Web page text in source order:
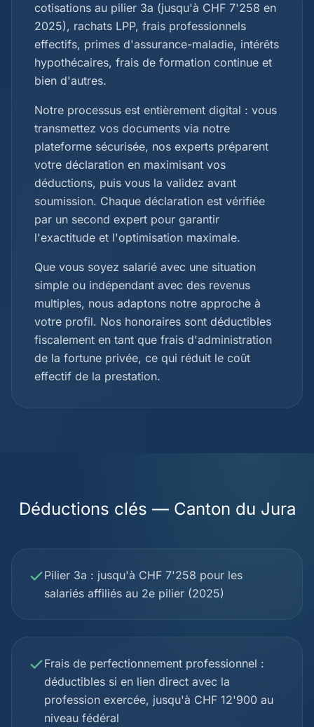
cotisations au pilier 3a (jusqu'à CHF 7'258 en
2025), rachats LPP, frais professionnels
effectifs, primes d'assurance-maladie, intérêts
hypothécaires, frais de formation continue et
bien d'autres.
Notre processus est entièrement digital : vous
transmettez vos documents via notre
plateforme sécurisée, nos experts préparent
votre déclaration en maximisant vos
déductions, puis vous la validez avant
soumission. Chaque déclaration est vérifiée
par un second expert pour garantir
l'exactitude et l'optimisation maximale.
Que vous soyez salarié avec une situation
simple ou indépendant avec des revenus
multiples, nous adaptons notre approche à
votre profil. Nos honoraires sont déductibles
fiscalement en tant que frais d'administration
de la fortune privée, ce qui réduit le coût
effectif de la prestation.
Déductions clés — Canton du Jura
Pilier 3a : jusqu'à CHF 7'258 pour les
salariés affiliés au 2e pilier (2025)
Frais de perfectionnement professionnel :
déductibles si en lien direct avec la
profession exercée, jusqu'à CHF 12'900 au
niveau fédéral